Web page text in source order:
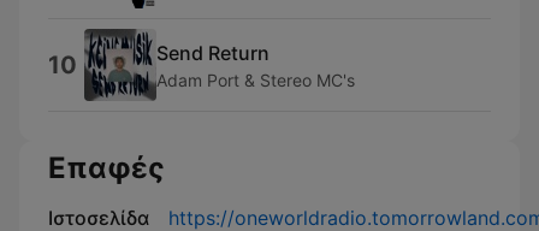
10 Send Return
Adam Port & Stereo MC's
Επαφές
Ιστοσελίδα https://